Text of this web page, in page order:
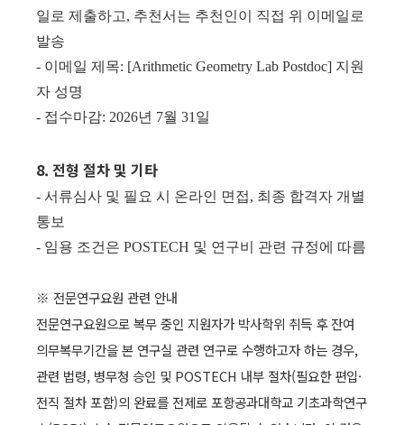
일로 제출하고, 추천서는 추천인이 직접 위 이메일로
발송
- 이메일 제목: [Arithmetic Geometry Lab Postdoc] 지원
자 성명
- 접수마감: 2026년 7월 31일
8. 전형 절차 및 기타
- 서류심사 및 필요 시 온라인 면접, 최종 합격자 개별
통보
- 임용 조건은 POSTECH 및 연구비 관련 규정에 따름
※ 전문연구요원 관련 안내
전문연구요원으로 복무 중인 지원자가 박사학위 취득 후 잔여
의무복무기간을 본 연구실 관련 연구로 수행하고자 하는 경우,
관련 법령, 병무청 승인 및 POSTECH 내부 절차(필요한 편입·
전직 절차 포함)의 완료를 전제로 포항공과대학교 기초과학연구